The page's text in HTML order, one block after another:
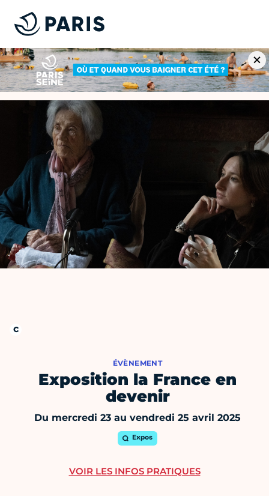
ÉVÈNEMENT
Exposition la France en
devenir
Du mercredi 23 au vendredi 25 avril 2025
Expos
VOIR LES INFOS PRATIQUES